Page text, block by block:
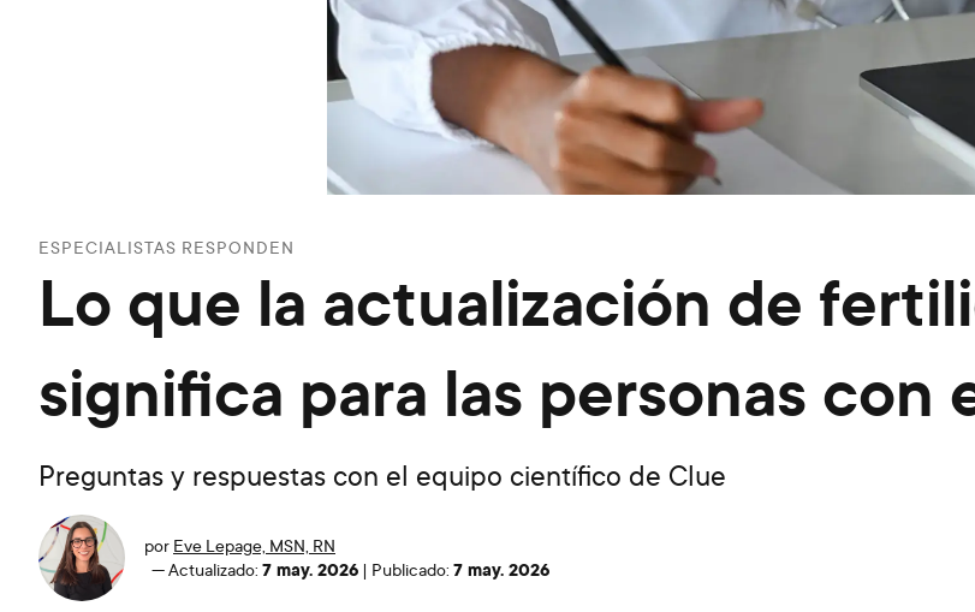
ESPECIALISTAS RESPONDEN
Lo que la actualización de
significa para las personas con
Preguntas y respuestas con el equipo científico de Clue
por Eve Lepage, MSN, RN
—Actualizado: 7 may. 2026 | Publicado: 7 may. 2026